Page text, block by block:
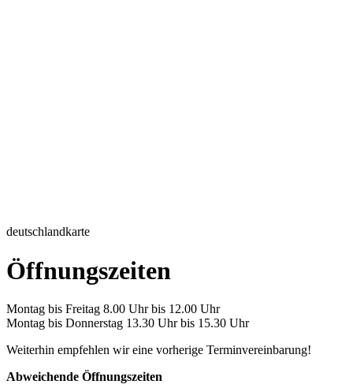
deutschlandkarte
Öffnungszeiten
Montag bis Freitag 8.00 Uhr bis 12.00 Uhr
Montag bis Donnerstag 13.30 Uhr bis 15.30 Uhr
Weiterhin empfehlen wir eine vorherige Terminvereinbarung!
Abweichende Öffnungszeiten